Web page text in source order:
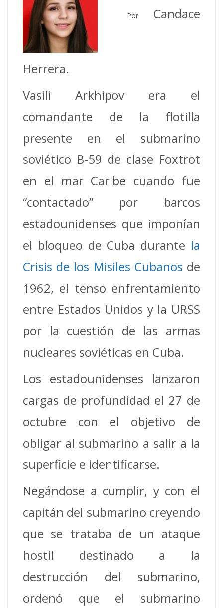
Por Candace
Herrera.
Vasili Arkhipov era el
comandante de la flotilla
presente en el submarino
soviético B-59 de clase Foxtrot
en el mar Caribe cuando fue
“contactado” por barcos
estadounidenses que imponían
el bloqueo de Cuba durante la
Crisis de los Misiles Cubanos de
1962, el tenso enfrentamiento
entre Estados Unidos y la URSS
por la cuestión de las armas
nucleares soviéticas en Cuba.
Los estadounidenses lanzaron
cargas de profundidad el 27 de
octubre con el objetivo de
obligar al submarino a salir a la
superficie e identificarse.
Negándose a cumplir, y con el
capitán del submarino creyendo
que se trataba de un ataque
hostil destinado a la
destrucción del submarino,
ordenó que el submarino